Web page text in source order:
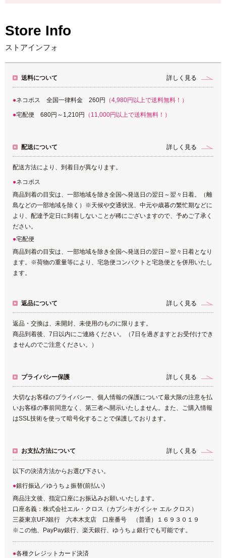
Store Info
ストアインフォ
送料について 詳しく見る
ネコポス 全国一律料金 260円 （4,980円以上で送料無料！）
宅配便 680円～1,210円 （11,000円以上で送料無料！）
配送について 詳しく見る
配送方法により、到着日が異なります。
ネコポス
商品到着の目安は、一部地域を除き全国へ発送日の翌日～翌々日着。（離
島などの一部地域を除く）※天候や交通状況、中元や歳暮の繁忙期などに
より、配達予定日に到着しないことが稀にございますので、予めご了承く
ださい。
宅配便
商品到着の目安は、一部地域を除き全国へ発送日の翌日～翌々日着となり
ます。※荷物の重量等により、宅急便コンパクトと宅急便とを併用いたし
ます。
返品について 詳しく見る
返品・交換は、未開封、未使用のものに限ります。
商品到着後、7日以内にご連絡ください。（7日を過ぎますとお受付けでき
ませんのでご注意ください。）
プライバシー保護 詳しく見る
大切なお客様のプライバシー、個人情報の保護について最大限の注意を払
いお客様の事前同意なく、第三者へ開示いたしません。また、ご購入情報
はSSL技術を使って暗号化することで保護しております。
お支払方法について 詳しく見る
以下の決済方法からお選び下さい。
銀行振込／ゆうちょ振替(前払い)
商品注文後、指定口座にお振込みお願いいたします。
口座名義：株式会社エル・クロス（カブシキガイシャ エル クロス）
三菱東京UFJ銀行 六本木支店 口座番号 （普通）１６９３０１９
※この他、PayPay銀行、楽天銀行、ゆうちょ銀行でも可能です。
各種クレジットカード決済